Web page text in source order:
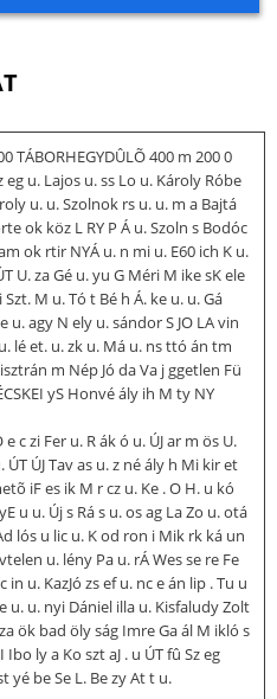
TÁBORHEGYDÛLÕ 400 m 200 0
eg u. Lajos u. ss Lo u. Károly Róbe
u. u. Szolnok rs u. u. m a Bajtá
ok köz L RY P Á u. Szoln s Bodóc
ok rtir NYÁ u. n mi u. E60 ich K u.
U. za Gé u. yu G Méri M ike sK ele
M u. Tó t Bé h Á. ke u. u. Gá
u. agy N ely u. sándor S JO LA vin
lé et. u. zk u. Má u. ns ttó án tm
m Nép Jó da Va j ggetlen Fü
yS Honvé ály ih M ty NY
c zi Fer u. R ák ó u. ÚJ ar m ös U.
ÚT ÚJ Tav as u. z né ály h Mi kir et
iF es ik M r cz u. Ke . O H. u kó
u u. Új s Rá s u. os ag La Zo u. otá
lós u lic u. K od ron i Mik rk ká un
u. lény Pa u. rÁ Wes se re Fe
in u. KazJó zs ef u. nc e án lip . Tu u
u. u. nyi Dániel illa u. Kisfaludy Zolt
ök bad öly ság Imre Ga ál M ikló s
Ibo ly a Ko szt aJ . u ÚT fû Sz eg
yé be Se L. Be zy At t u.